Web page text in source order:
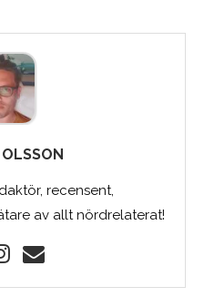
recensent,
av allt nördrelaterat!